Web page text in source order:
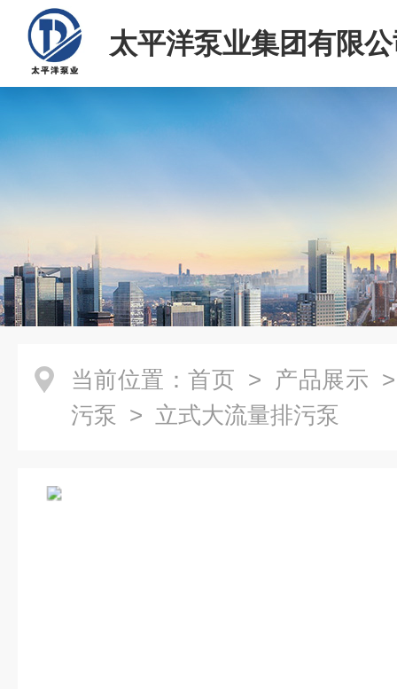
太平洋泵业集团有限
当前位置： 首页 > 产品展示
污泵 > 立式大流量排污泵